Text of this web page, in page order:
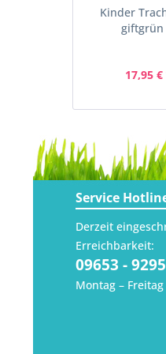
Kinder
giftgrün
17,95
Service
Derzeit
Erreichbarkeit:
09653 -
Montag –